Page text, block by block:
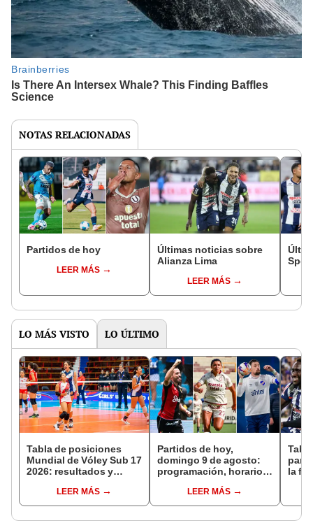
NOTAS RELACIONADAS
Partidos de hoy
LEER MÁS
Últimas noticias sobre
Alianza Lima
LEER MÁS
LO MÁS VISTO LO ÚLTIMO
Tabla de posiciones
Mundial de Vóley Sub 17
2026: resultados y
de gruposLEER MÁS
Partidos de hoy,
domingo 9 de agosto:
programación, horarios
EN VIVOLEER MÁS
la